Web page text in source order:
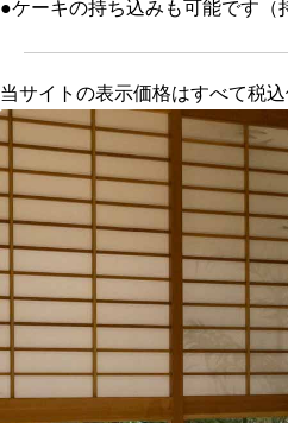
●ケーキの持ち込みも可能です（
当サイトの表示価格はすべて税込